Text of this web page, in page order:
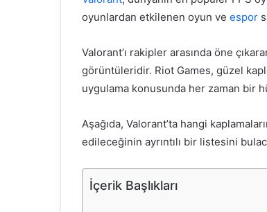
oyunlardan etkilenen oyun ve espor
Valorant’ı rakipler arasında öne
görüntüleridir. Riot Games, güzel
uygulama konusunda her zaman bir
Aşağıda, Valorant’ta hangi
edileceğinin ayrıntılı bir listesini
İçerik Başlıkları